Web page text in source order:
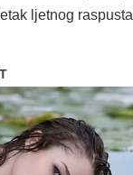
ljetnog